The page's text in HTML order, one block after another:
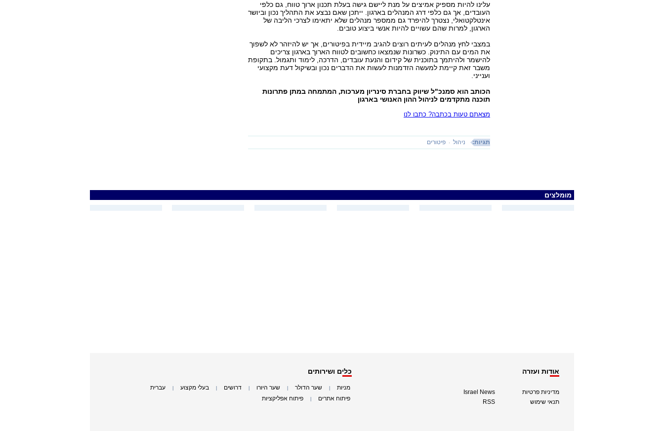
עלינו להיות מספיק אמיצים על מנת ליישם גישה בעלת תכנון ארוך טווח, גם כלפי
העובדים, אך גם כלפי דרג המנהלים בארגון. ייתכן שאם נבצע את התהליך נכון וביושר
אינטלקטואלי, נצטרך להיפרד גם ממספר מנהלים שלא יתאימו לצרכי הליבה של
הארגון, למרות שהם עשויים להיות אנשי ביצוע טובים.
במצבי לחץ מנהלים לעיתים רוצים להגיב מיידית בפיטורים, אך יש להיזהר לא לשפוך
את המים עם התינוק. כשרונות שנמצאו כחשובים לטווח הארוך בארגון צריכים
להישמר ולהיתמך בתוכנית של קידום והנעת עובדים, הדרכה, לימוד ותגמול. בתקופת
משבר זאת קיימת למעשה הזדמנות לעשות את הדברים נכון ובשיקול דעת מקצועי
וענייני.
הכותב הוא סמנכ"ל שיווק בחברת סינריון מערכות, המתמחה במתן פתרונות
תוכנה מתקדמים לניהול ההון האנושי בארגון
מצאתם טעות בכתבה? כתבו לנו
תגיות: ניהול פיטורים
מומלצים
אודות ועזרה
מדיניות פרטיות
תנאי שימוש
Israel News
RSS
כלים ושירותים
מניות שער הדולר שער היורו דרושים בעלי מקצוע עברית
פיתוח אתרים פיתוח אפליקציות